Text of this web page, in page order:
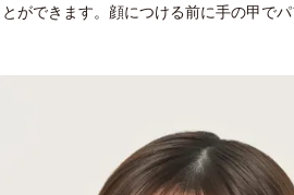
ができます。顔につける前に手の甲で